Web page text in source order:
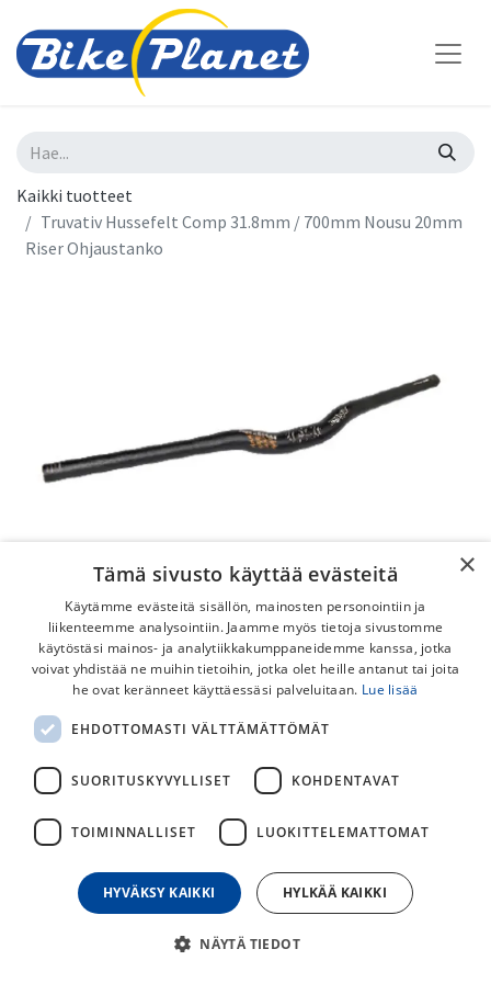
Kaikki tuotteet
Truvativ Hussefelt Comp 31.8mm / 700mm Nousu 20mm
Riser Ohjaustanko
Truvativ Hussefelt Comp 31.8mm /
700mm Nousu 20mm Riser
Ohjaustanko maastopyöriin tai hybrideihin.
39,00€
×
Tämä sivusto käyttää evästeitä
Käytämme evästeitä sisällön, mainosten personointiin ja
liikenteemme analysointiin. Jaamme myös tietoja sivustomme
käytöstäsi mainos- ja analytiikkakumppaneidemme kanssa, jotka
voivat yhdistää ne muihin tietoihin, jotka olet heille antanut tai joita
he ovat keränneet käyttäessäsi palveluitaan. Lue lisää
EHDOTTOMASTI VÄLTTÄMÄTTÖMÄT
SUORITUSKYVYLLISET KOHDENTAVAT
TOIMINNALLISET LUOKITTELEMATTOMAT
HYVÄKSY KAIKKI HYLKÄÄ KAIKKI
NÄYTÄ TIEDOT